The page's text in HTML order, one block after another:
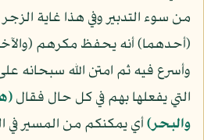
من سوء التدبير وفي هذا غاية
(أحدهما) أنه يحفظ مكرهم
وأسرع فيه ثم امتن الله سبحانه
التي يفعلها بهم في كل حال فقال
والبحر﴾أي يمكنكم من المسير في